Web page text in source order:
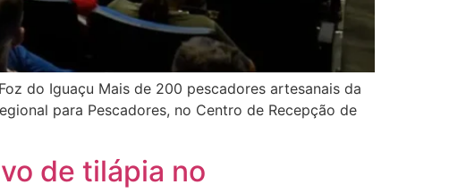
do Iguaçu Mais de 200 pescadores artesanais da
para Pescadores, no Centro de Recepção de
de tilápia no